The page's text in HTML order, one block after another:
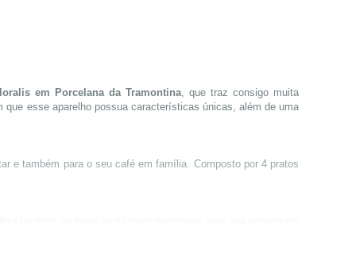
em Porcelana da Tramontina , que traz consigo muita
esse aparelho possua características únicas, além de uma
e também para o seu café em família. Composto por 4 pratos